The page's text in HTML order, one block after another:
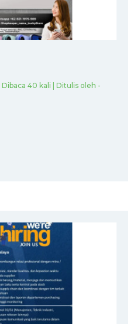
40 kali | Ditulis oleh -